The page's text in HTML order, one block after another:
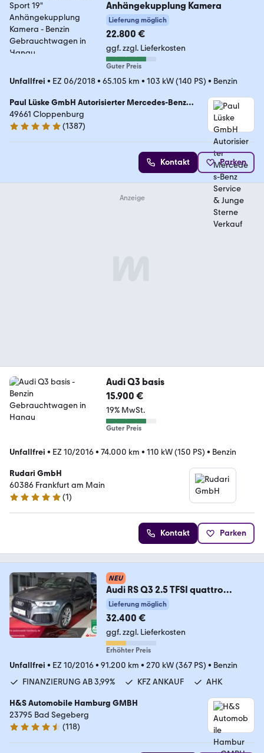
Anhängekupplung Kamera
Lieferung möglich
22.800 €
ggf. zzgl. Lieferkosten
Guter Preis
Unfallfrei • EZ 06/2018• 65.105 km • 103 kW (140 PS) • Benzin
Paul Lüske GmbH Autorisierter Mercedes-Benz
Service & Junge Sterne Verkauf
49661 Cloppenburg
4.9 Sterne
(1387)
Kontakt Parken
Audi Q3 basis
15.900 €
19% MwSt.
Guter Preis
Unfallfrei • EZ 10/2016• 74.000 km • 110 kW (150 PS) • Benzin
Rudari GmbH
60386 Frankfurt am Main
5 Sterne
(1)
Kontakt Parken
NEU
Audi RS Q3 2.5 TFSI quattro
performance PANORAMA*KAME
Lieferung möglich
32.400 €
ggf. zzgl. Lieferkosten
Erhöhter Preis
Unfallfrei • EZ 10/2016• 91.200 km • 270 kW (367 PS) • Benzin
FINANZIERUNG AB 3,99%
KFZ ANKAUF AHK
H&S Automobile Hamburg GMBH
23795 Bad Segeberg
4.6 Sterne
(118)